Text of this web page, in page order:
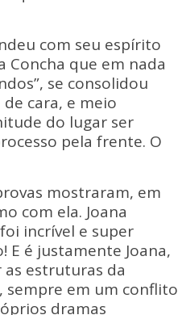
com seu espírito
Concha que em nada
se consolidou
cara, e meio
do lugar ser
pela frente. O
mostraram, em
com ela. Joana
incrível e super
E é justamente Joana,
estruturas da
sempre em um conflito
dramas